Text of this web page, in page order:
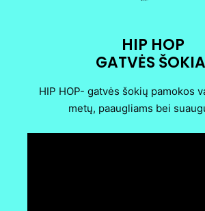
HIP HOP
GATVĖS
HIP HOP- gatvės šokių pamokos
metų, paaugliams bei